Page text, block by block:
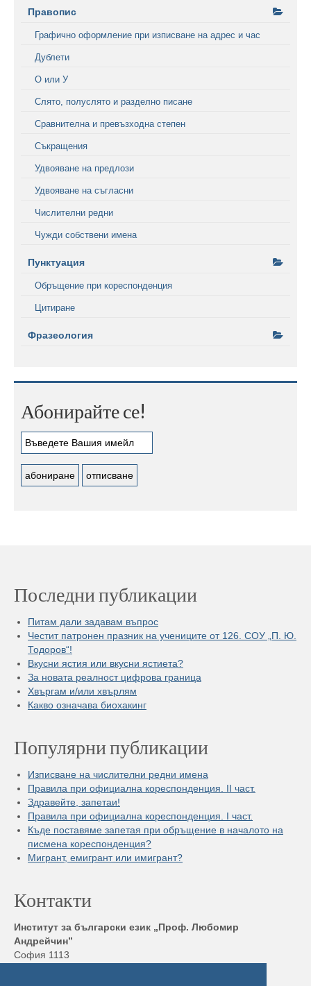
Правопис
Графично оформление при изписване на адрес и час
Дублети
О или У
Слято, полуслято и разделно писане
Сравнителна и превъзходна степен
Съкращения
Удвояване на предлози
Удвояване на съгласни
Числителни редни
Чужди собствени имена
Пунктуация
Обръщение при кореспонденция
Цитиране
Фразеология
Абонирайте се!
Последни публикации
Питам дали задавам въпрос
Честит патронен празник на учениците от 126. СОУ „П. Ю.
Тодоров“!
Вкусни ястия или вкусни ястиета?
За новата реалност цифрова граница
Хвъргам и/или хвърлям
Какво означава биохакинг
Популярни публикации
Изписване на числителни редни имена
Правила при официална кореспонденция. II част.
Здравейте, запетаи!
Правила при официална кореспонденция. I част.
Къде поставяме запетая при обръщение в началото на
писмена кореспонденция?
Мигрант, емигрант или имигрант?
Контакти
Институт за български език „Проф. Любомир
Андрейчин”
София 1113